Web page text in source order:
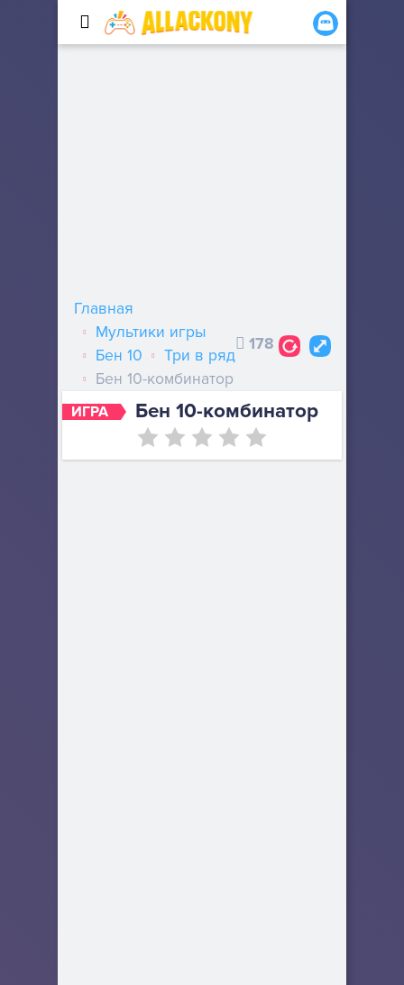
ИГРА Бен 10-комбинатор
Главная
Мультики игры
Бен 10
Три в ряд
Бен 10-комбинатор
178